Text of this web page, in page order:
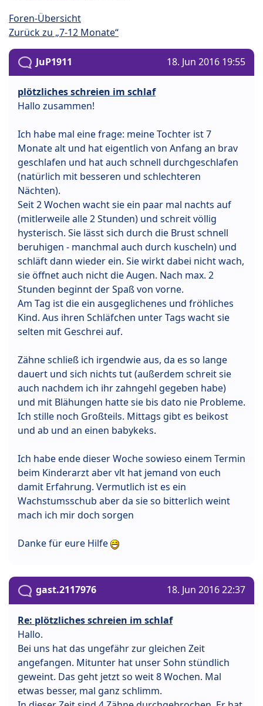
Foren-Übersicht
Zurück zu „7-12 Monate“
JuP1911 18. Jun 2016 19:55
plötzliches schreien im schlaf
Hallo zusammen!
Ich habe mal eine frage: meine Tochter ist 7
Monate alt und hat eigentlich von Anfang an brav
geschlafen und hat auch schnell durchgeschlafen
(natürlich mit besseren und schlechteren
Nächten).
Seit 2 Wochen wacht sie ein paar mal nachts auf
(mitlerweile alle 2 Stunden) und schreit völlig
hysterisch. Sie lässt sich durch die Brust schnell
beruhigen - manchmal auch durch kuscheln) und
schläft dann wieder ein. Sie wirkt dabei nicht wach,
sie öffnet auch nicht die Augen. Nach max. 2
Stunden beginnt der Spaß von vorne.
Am Tag ist die ein ausgeglichenes und fröhliches
Kind. Aus ihren Schläfchen unter Tags wacht sie
selten mit Geschrei auf.
Zähne schließ ich irgendwie aus, da es so lange
dauert und sich nichts tut (außerdem schreit sie
auch nachdem ich ihr zahngehl gegeben habe)
und mit Blähungen hatte sie bis dato nie Probleme.
Ich stille noch Großteils. Mittags gibt es beikost
und ab und an einen babykeks.
Ich habe ende dieser Woche sowieso einem Termin
beim Kinderarzt aber vlt hat jemand von euch
damit Erfahrung. Vermutlich ist es ein
Wachstumsschub aber da sie so bitterlich weint
mach ich mir doch sorgen
Danke für eure Hilfe
gast.2117976 18. Jun 2016 22:37
Re: plötzliches schreien im schlaf
Hallo.
Bei uns hat das ungefähr zur gleichen Zeit
angefangen. Mitunter hat unser Sohn stündlich
geweint. Das geht jetzt so weit 8 Wochen. Mal
etwas besser, mal ganz schlimm.